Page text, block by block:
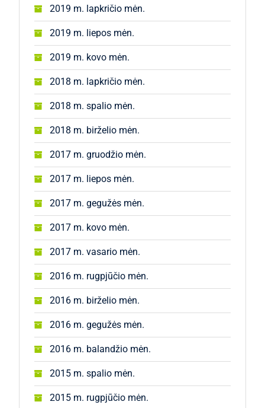
2019 m. lapkričio mėn.
2019 m. liepos mėn.
2019 m. kovo mėn.
2018 m. lapkričio mėn.
2018 m. spalio mėn.
2018 m. birželio mėn.
2017 m. gruodžio mėn.
2017 m. liepos mėn.
2017 m. gegužės mėn.
2017 m. kovo mėn.
2017 m. vasario mėn.
2016 m. rugpjūčio mėn.
2016 m. birželio mėn.
2016 m. gegužės mėn.
2016 m. balandžio mėn.
2015 m. spalio mėn.
2015 m. rugpjūčio mėn.